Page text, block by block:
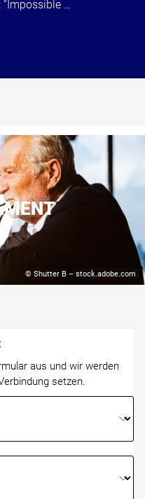
…
© Shutter B – stock.adobe.com
aus und wir werden
setzen.